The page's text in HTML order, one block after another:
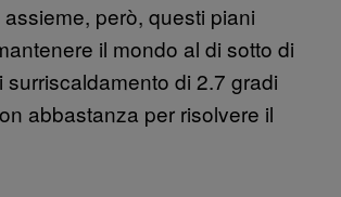
però, questi piani
il mondo al di sotto di
surriscaldamento di 2.7 gradi
abbastanza per risolvere il